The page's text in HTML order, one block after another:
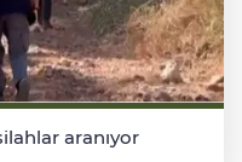
aranıyor